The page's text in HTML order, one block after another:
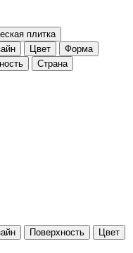
плитка
Цвет
Форма
Страна
Поверхность
Цвет